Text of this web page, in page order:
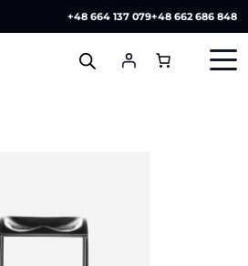
+48 664 137 079+48 662 686 848